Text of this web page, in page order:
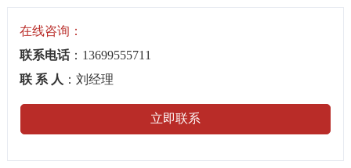
在线咨询：
联系电话：13699555711
联 系 人 ：刘经理
立即联系